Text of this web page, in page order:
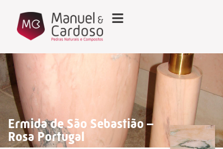
Ermida de São Sebastião –
Rosa Portugal